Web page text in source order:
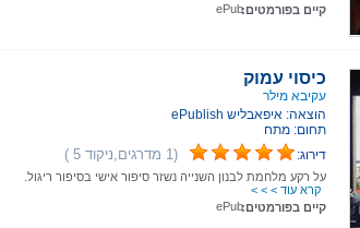
קיים בפורמטים:ePub
כיסוי עמוק
עקיבא מילר
הוצאה: איפאבליש ePublish
תחום: מתח
דירוג:
(1 מדרגים,ניקוד 5 )
על רקע מלחמת לבנון השנייה נשזר סיפור אישי בסיפור ריגול.
קרא עוד > > >
קיים בפורמטים:ePub